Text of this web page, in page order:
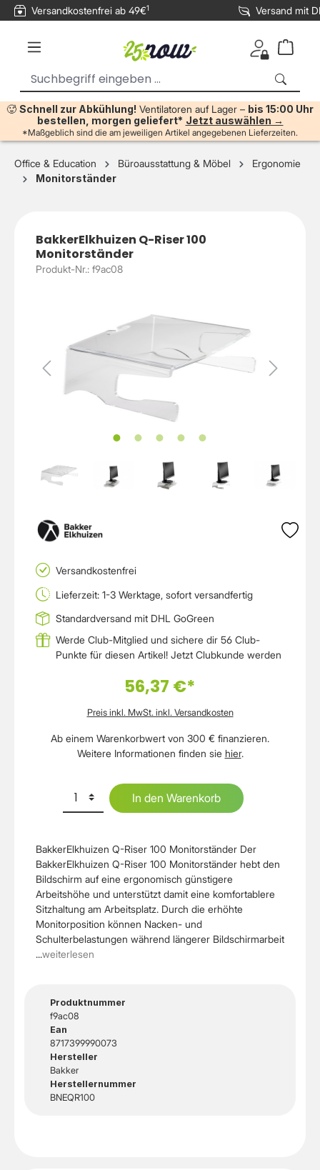
springen
Versandkostenfrei ab 49€1 Versand mit
🥵 Schnell zur Abkühlung! Ventilatoren auf Lager – bis 15:00 Uhr
bestellen, morgen geliefert* Jetzt auswählen →
*Maßgeblich sind die am jeweiligen Artikel angegebenen Lieferzeiten.
Office & Education Büroausstattung & Möbel
Ergonomie
Monitorständer
BakkerElkhuizen Q-Riser 100
Monitorständer
Produkt-Nr.: f9ac08
BakkerElkhuizen Q-Riser 100 Monitorständer Der
BakkerElkhuizen Q-Riser 100 Monitorständer hebt den
Bildschirm auf eine ergonomisch günstigere
Arbeitshöhe und unterstützt damit eine komfortablere
Sitzhaltung am Arbeitsplatz. Durch die erhöhte
Monitorposition können Nacken- und
Schulterbelastungen während längerer Bildschirmarbeit
...weiterlesen
Produktnummer
f9ac08
Ean
8717399990073
Hersteller
Bakker
Herstellernummer
BNEQR100
Versandkostenfrei
Lieferzeit: 1-3 Werktage, sofort versandfertig
Standardversand mit DHL GoGreen
Werde Club-Mitglied und sichere dir 56 Club-
Punkte für diesen Artikel! Jetzt Clubkunde werden
56,37 €*
Preis inkl. MwSt. inkl. Versandkosten
Ab einem Warenkorbwert von 300 € finanzieren.
Weitere Informationen finden sie hier.
In den Warenkorb